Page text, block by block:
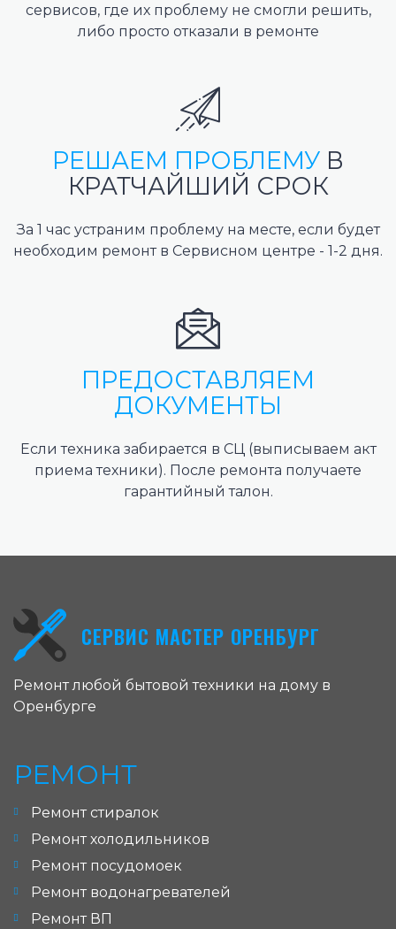
сервисов, где их проблему не смогли решить,
либо просто отказали в ремонте
РЕШАЕМ ПРОБЛЕМУ В
КРАТЧАЙШИЙ СРОК
За 1 час устраним проблему на месте, если будет
необходим ремонт в Сервисном центре - 1-2 дня.
ПРЕДОСТАВЛЯЕМ
ДОКУМЕНТЫ
Если техника забирается в СЦ (выписываем акт
приема техники). После ремонта получаете
гарантийный талон.
СЕРВИС МАСТЕР ОРЕНБУРГ
Ремонт любой бытовой техники на дому в
Оренбурге
РЕМОНТ
Ремонт стиралок
Ремонт холодильников
Ремонт посудомоек
Ремонт водонагревателей
Ремонт ВП